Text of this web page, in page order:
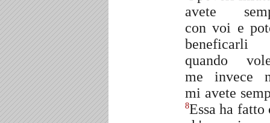
avete
con voi e
beneficarli
quando
me invece
mi avete
8Essa ha fatto